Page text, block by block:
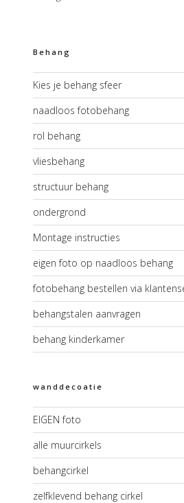
Behang
Kies je behang sfeer
naadloos fotobehang
rol behang
vliesbehang
structuur behang
ondergrond
Montage instructies
eigen foto op naadloos behang
fotobehang bestellen via
behangstalen aanvragen
behang kinderkamer
wanddecoatie
EIGEN foto
alle muurcirkels
behangcirkel
zelfklevend behang cirkel